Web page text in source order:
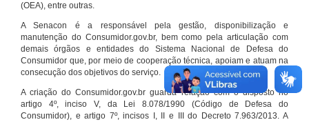
(OEA), entre outras.
A Senacon é a responsável pela gestão, disponibilização e
manutenção do Consumidor.gov.br, bem como pela articulação com
demais órgãos e entidades do Sistema Nacional de Defesa do
Consumidor que, por meio de cooperação técnica, apoiam e atuam na
consecução dos objetivos do serviço.
A criação do Consumidor.gov.br guarda relação com o disposto no
artigo 4º, inciso V, da Lei 8.078/1990 (Código de Defesa do
Consumidor), e artigo 7º, incisos I, II e III do Decreto 7.963/2013. A